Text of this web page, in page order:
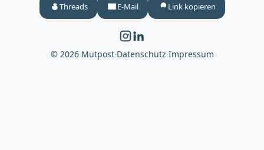
Threads E-Mail Link kopieren
© 2026 Mutpost·Datenschutz·Impressum